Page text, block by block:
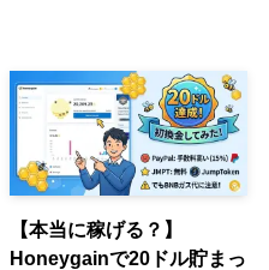
【本当に稼げる？】
Honeygainで20ドル貯まっ